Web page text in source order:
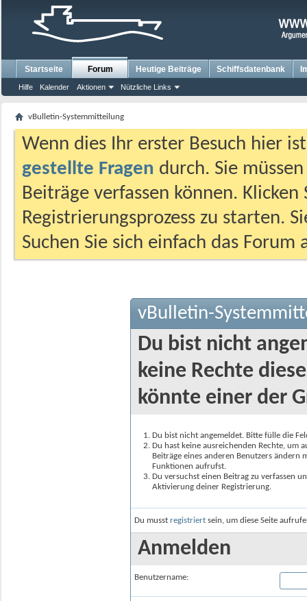
Startseite Forum
Hilfe Kalender Aktionen Nützliche Links
Heutige Beiträge Schiffsdatenbank
vBulletin-Systemmitteilung
Wenn dies Ihr erster Besuch hier
gestellte Fragen durch. Sie
Beiträge verfassen können.
Registrierungsprozess zu starten.
Suchen Sie sich einfach das
vBulletin-
Du bist nicht
keine Rechte
könnte einer der
Du bist nicht angemeldet. Bitte fülle die
Du hast keine ausreichenden Rechte, um
Beiträge eines anderen Benutzers
Funktionen aufrufst.
Du versuchst einen Beitrag zu verfassen
Aktivierung deiner Registrierung.
Du musst registriert sein, um diese Seite
Anmelden
Benutzername: